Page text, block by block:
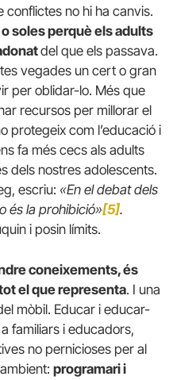
conflictes no hi ha canvis.
soles perquè els adults
del que els passava.
vegades un cert o gran
per oblidar-lo. Més que
recursos per millorar el
protegeix com l’educació i
fa més cecs als adults
dels nostres adolescents.
escriu: «En el debat dels
és la prohibició»[5].
i posin límits.
coneixements, és
el que representa. I una
mòbil. Educar i educar-
familiars i educadors,
no pernicioses per al
programari i